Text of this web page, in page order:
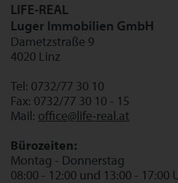
LIFE-REAL
Luger Immobilien GmbH
Dametzstraße 9
4020 Linz
Tel: 0732/77 30 10
Fax: 0732/77 30 10 - 15
Mail: office@life-real.at
Bürozeiten:
Montag - Donnerstag
08:00 - 12:00 und 13:00 - 17:00